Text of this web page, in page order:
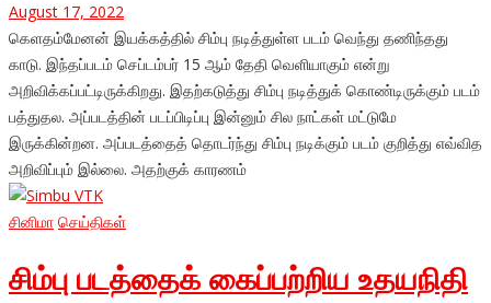
August 17, 2022
கெளதம்மேனன் இயக்கத்தில் சிம்பு நடித்துள்ள படம் வெந்து தணிந்தது
காடு. இந்தப்படம் செப்டம்பர் 15 ஆம் தேதி வெளியாகும் என்று
அறிவிக்கப்பட்டிருக்கிறது. இதற்கடுத்து சிம்பு நடித்துக் கொண்டிருக்கும் படம்
பத்துதல. அப்படத்தின் படப்பிடிப்பு இன்னும் சில நாட்கள் மட்டுமே
இருக்கின்றன. அப்படத்தைத் தொடர்ந்து சிம்பு நடிக்கும் படம் குறித்து எவ்வித
அறிவிப்பும் இல்லை. அதற்குக் காரணம்
சினிமா செய்திகள்
சிம்பு படத்தைக் கைப்பற்றிய உதயநிதி